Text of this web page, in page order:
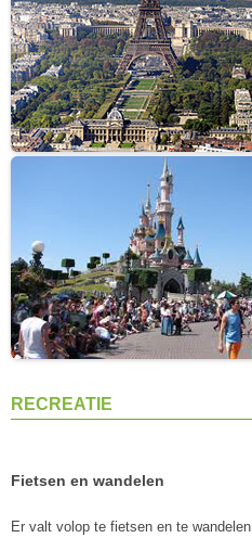
RECREATIE
Fietsen en wandelen
Er valt volop te fietsen en te wandelen